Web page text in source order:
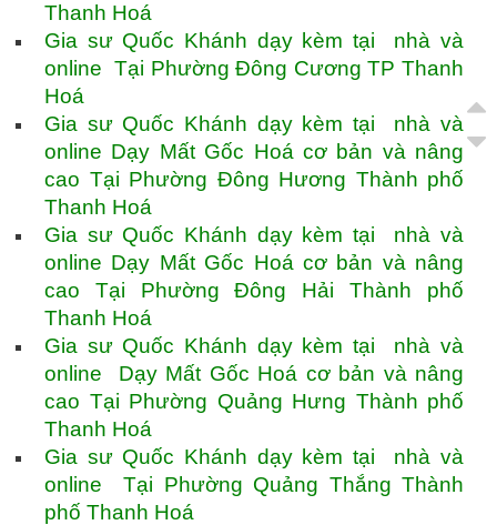
Thanh Hoá
Gia sư Quốc Khánh dạy kèm tại nhà và
online Tại Phường Đông Cương TP Thanh
Hoá
Gia sư Quốc Khánh dạy kèm tại nhà và
online Dạy Mất Gốc Hoá cơ bản và nâng
cao Tại Phường Đông Hương Thành phố
Thanh Hoá
Gia sư Quốc Khánh dạy kèm tại nhà và
online Dạy Mất Gốc Hoá cơ bản và nâng
cao Tại Phường Đông Hải Thành phố
Thanh Hoá
Gia sư Quốc Khánh dạy kèm tại nhà và
online Dạy Mất Gốc Hoá cơ bản và nâng
cao Tại Phường Quảng Hưng Thành phố
Thanh Hoá
Gia sư Quốc Khánh dạy kèm tại nhà và
online Tại Phường Quảng Thắng Thành
phố Thanh Hoá